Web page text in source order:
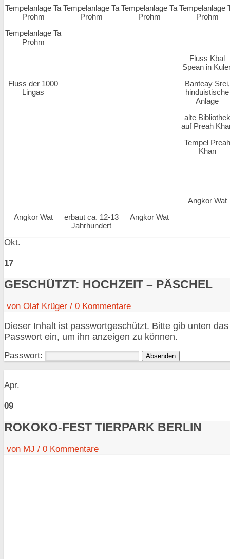
Tempelanlage Ta
Prohm
Tempelanlage Ta
Prohm
Tempelanlage Ta
Prohm
Tempelanlage
Prohm
Tempelanlage Ta
Prohm
Fluss Kbal
Spean in
Fluss der 1000
Lingas
Banteay Srei,
hinduistische
Anlage
alte Bibliothek
auf Preah
Tempel Preah
Khan
Angkor Wat
Angkor Wat
erbaut ca. 12-13
Jahrhundert
Angkor Wat
Okt.
17
GESCHÜTZT: HOCHZEIT – PÄSCHEL
von Olaf Krüger / 0 Kommentare
Dieser Inhalt ist passwortgeschützt. Bitte gib unten das
Passwort ein, um ihn anzeigen zu können.
Passwort:
Apr.
09
ROKOKO-FEST TIERPARK BERLIN
von MJ / 0 Kommentare